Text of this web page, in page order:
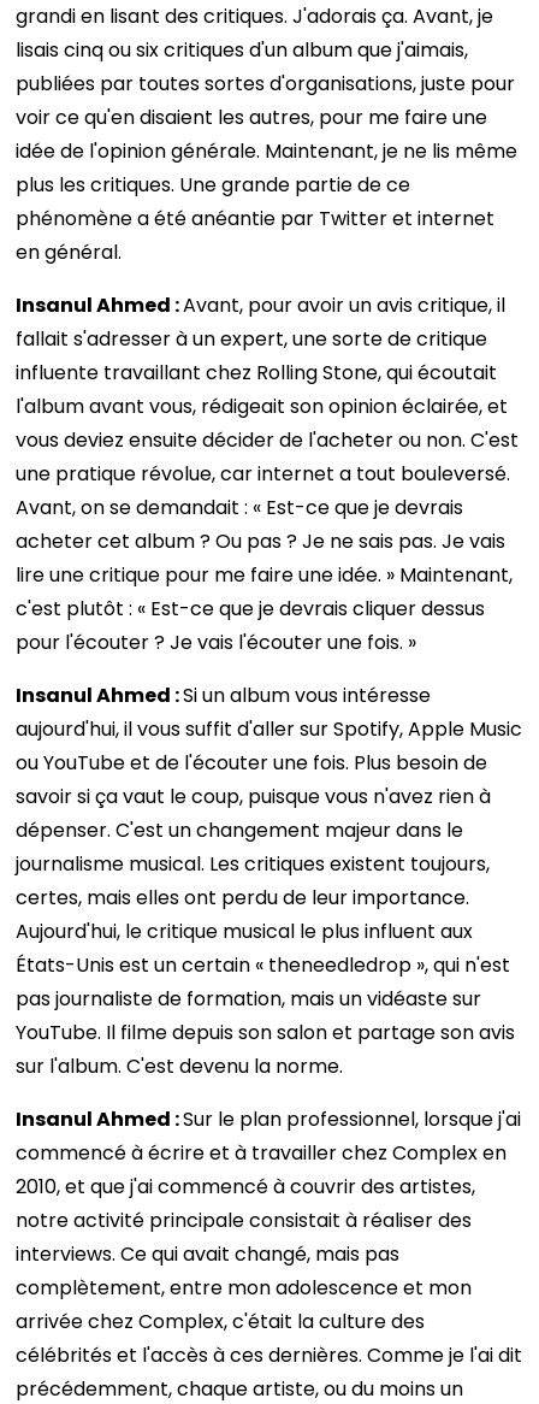
grandi en lisant des critiques. J'adorais ça. Avant, je
lisais cinq ou six critiques d'un album que j'aimais,
publiées par toutes sortes d'organisations, juste pour
voir ce qu'en disaient les autres, pour me faire une
idée de l'opinion générale. Maintenant, je ne lis même
plus les critiques. Une grande partie de ce
phénomène a été anéantie par Twitter et internet
en général.
Insanul Ahmed :Avant, pour avoir un avis critique, il
fallait s'adresser à un expert, une sorte de critique
influente travaillant chez Rolling Stone, qui écoutait
l'album avant vous, rédigeait son opinion éclairée, et
vous deviez ensuite décider de l'acheter ou non. C'est
une pratique révolue, car internet a tout bouleversé.
Avant, on se demandait : « Est-ce que je devrais
acheter cet album ? Ou pas ? Je ne sais pas. Je vais
lire une critique pour me faire une idée. » Maintenant,
c'est plutôt : « Est-ce que je devrais cliquer dessus
pour l'écouter ? Je vais l'écouter une fois. »
Insanul Ahmed :Si un album vous intéresse
aujourd'hui, il vous suffit d'aller sur Spotify, Apple Music
ou YouTube et de l'écouter une fois. Plus besoin de
savoir si ça vaut le coup, puisque vous n'avez rien à
dépenser. C'est un changement majeur dans le
journalisme musical. Les critiques existent toujours,
certes, mais elles ont perdu de leur importance.
Aujourd'hui, le critique musical le plus influent aux
États-Unis est un certain « theneedledrop », qui n'est
pas journaliste de formation, mais un vidéaste sur
YouTube. Il filme depuis son salon et partage son avis
sur l'album. C'est devenu la norme.
Insanul Ahmed :Sur le plan professionnel, lorsque j'ai
commencé à écrire et à travailler chez Complex en
2010, et que j'ai commencé à couvrir des artistes,
notre activité principale consistait à réaliser des
interviews. Ce qui avait changé, mais pas
complètement, entre mon adolescence et mon
arrivée chez Complex, c'était la culture des
célébrités et l'accès à ces dernières. Comme je l'ai dit
précédemment, chaque artiste, ou du moins un